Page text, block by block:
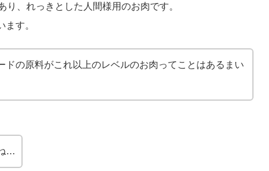
、れっきとした人間様用のお肉です。
す。
ドの原料がこれ以上のレベルのお肉ってことはあるまい
…